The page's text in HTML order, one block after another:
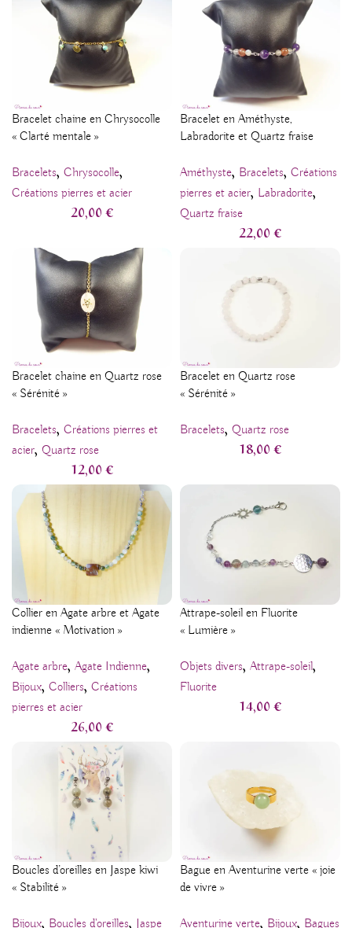
Bracelet chaine en Chrysocolle
« Clarté mentale »
Bracelets, Chrysocolle,
Créations pierres et acier
20,00€
Bracelet en Améthyste,
Labradorite et Quartz fraise
Améthyste, Bracelets, Créations
pierres et acier, Labradorite,
Quartz fraise
22,00€
Bracelet chaine en Quartz rose
« Sérénité »
Bracelets, Créations pierres et
acier, Quartz rose
12,00€
Bracelet en Quartz rose
« Sérénité »
Bracelets, Quartz rose
18,00€
Collier en Agate arbre et Agate
indienne « Motivation »
Agate arbre, Agate Indienne,
Bijoux, Colliers, Créations
pierres et acier
26,00€
Attrape-soleil en Fluorite
« Lumière »
Objets divers, Attrape-soleil,
Fluorite
14,00€
Boucles d’oreilles en Jaspe kiwi
« Stabilité »
Bijoux, Boucles d'oreilles, Jaspe
Bague en Aventurine verte « joie
de vivre »
Aventurine verte, Bijoux, Bagues